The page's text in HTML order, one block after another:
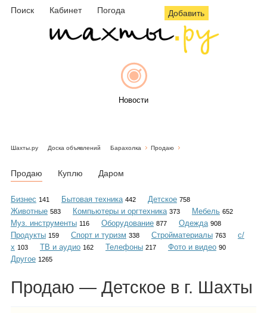
Поиск Кабинет Погода Добавить
Новости
Объявления
Шахты.ру Доска объявлений Барахолка Продаю
Продаю Куплю Даром
Бизнес 141 Бытовая техника 442 Детское 758
Животные 583 Компьютеры и оргтехника 373 Мебель 652
Муз. инструменты 116 Оборудование 877 Одежда 908
Продукты 159 Спорт и туризм 338 Стройматериалы 763
с/
х 103 ТВ и аудио 162 Телефоны 217 Фото и видео 90
Другое 1265
Продаю — Детское в г. Шахты